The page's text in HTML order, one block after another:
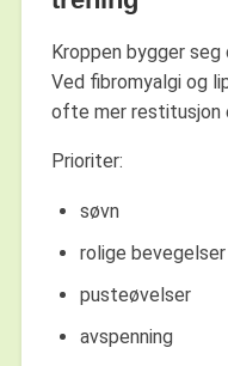
Kroppen bygger seg
Ved fibromyalgi og
ofte mer restitusjon
Prioriter:
søvn
rolige bevegelser
pusteøvelser
avspenning